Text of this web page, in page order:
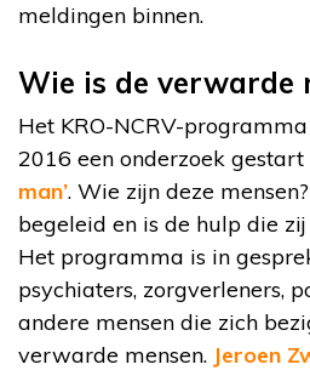
meldingen binnen.
Wie is de verwarde
Het KRO-NCRV-programma
2016 een onderzoek
man’. Wie zijn deze
begeleid en is de hulp die
Het programma is in
psychiaters, zorgverleners,
andere mensen die zich
verwarde mensen. Jeroen